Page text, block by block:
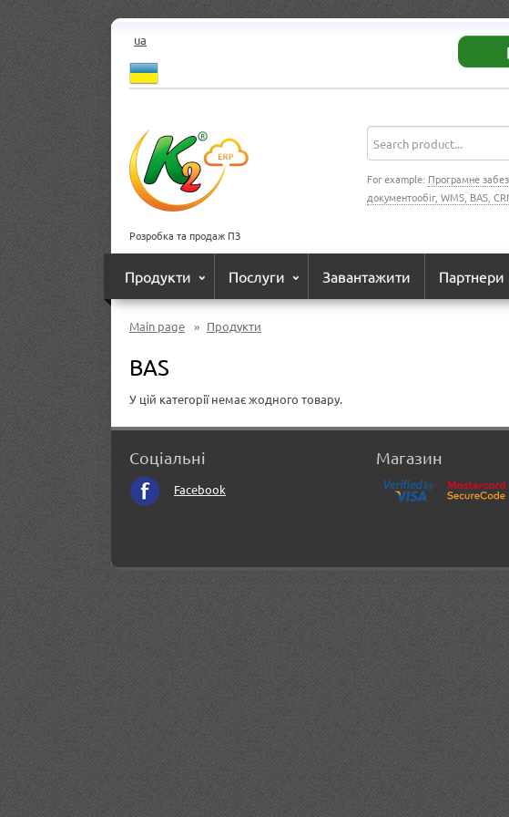
ua
Розробка та продаж ПЗ
For example: Програмне
документообіг, WMS, BAS,
Продукти Послуги Завантажити Партнери
Main page » Продукти
BAS
У цій категорії немає жодного товару.
Соціальні
Facebook
Магазин